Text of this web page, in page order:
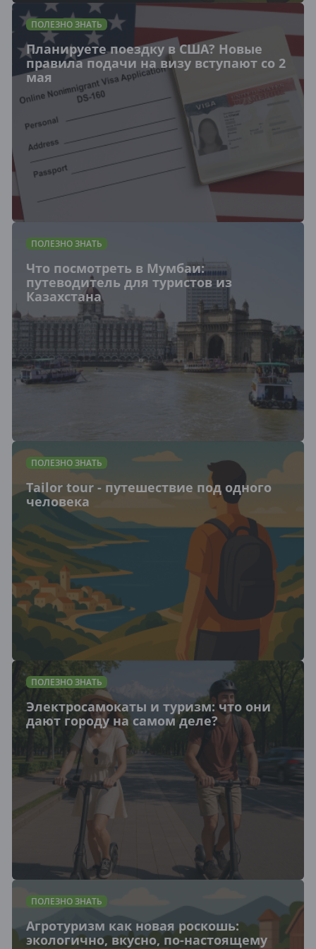
ПОЛЕЗНО ЗНАТЬ
Планируете поездку в США? Новые
правила подачи на визу вступают со 2
мая
ПОЛЕЗНО ЗНАТЬ
Что посмотреть в Мумбаи:
путеводитель для туристов из
Казахстана
ПОЛЕЗНО ЗНАТЬ
Tailor tour - путешествие под одного
человека
ПОЛЕЗНО ЗНАТЬ
Электросамокаты и туризм: что они
дают городу на самом деле?
ПОЛЕЗНО ЗНАТЬ
Агротуризм как новая роскошь:
экологично, вкусно, по-настоящему